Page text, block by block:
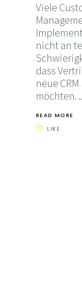
Viele
nicht an
dass
neue
möchten.
READ MORE
LIKE